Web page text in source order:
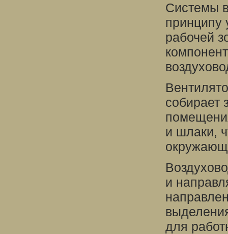
Системы
принципу
рабочей
собирает
и шлаки,
и
для